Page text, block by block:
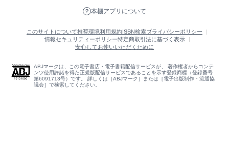
本棚アプリについて
このサイトについて推奨環境利用規約ISBN検索プライバシーポリシー
情報セキュリティーポリシー特定商取引法に基づく表示
安心してお使いいただくために
ABJマークは、この電子書店・電子書籍配信サービスが、 著作権者からコンテ
ンツ使用許諾を得た正規版配信サービスであることを示す登録商標（登録番号
第6091713号）です。 詳しくは［ABJマーク］または［電子出版制作・流通協
議会］で検索してください。